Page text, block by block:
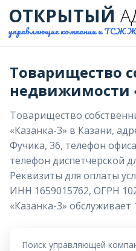
ОТКРЫТЫЙ
управляющие компании и ТСЖ
Товарищество
недвижимости
Товарищество
«Казанка-3» в Казани,
Фучика, 36, телефон
телефон диспетчерской
Реквизиты для оплаты
ИНН 1659015762, ОГРН
«Казанка-3»
Поиск управляющей